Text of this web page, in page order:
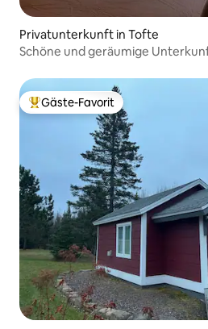
Privatunterkunft in Tofte
Schöne und geräumige
Beliebter Gäste-Favorit.
Gäste-Favorit